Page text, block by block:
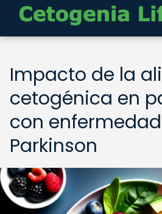
Impacto de la
cetogénica en
con
Parkinson